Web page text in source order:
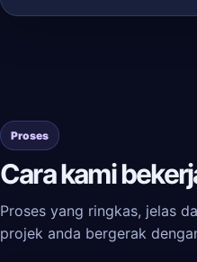
Proses
Cara kami
Proses yang ringkas, jelas
projek anda bergerak